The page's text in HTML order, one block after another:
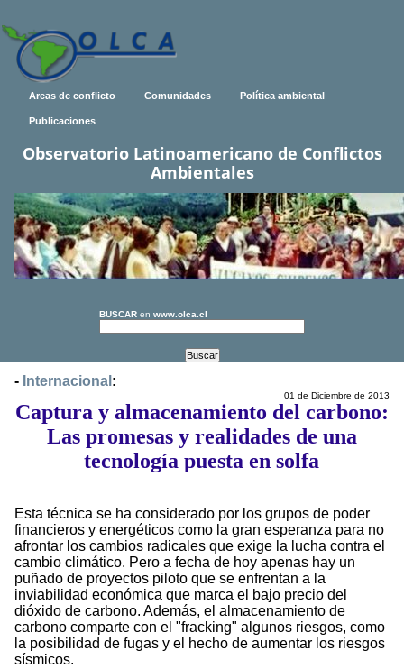
Areas de conflicto Comunidades Política ambiental
Publicaciones
Observatorio Latinoamericano de Conflictos
Ambientales
BUSCAR en www.olca.cl
- Internacional :
01 de Diciembre de 2013
Captura y almacenamiento del carbono:
Las promesas y realidades de una
tecnología puesta en solfa
Esta técnica se ha considerado por los grupos de poder
financieros y energéticos como la gran esperanza para no
afrontar los cambios radicales que exige la lucha contra el
cambio climático. Pero a fecha de hoy apenas hay un
puñado de proyectos piloto que se enfrentan a la
inviabilidad económica que marca el bajo precio del
dióxido de carbono. Además, el almacenamiento de
carbono comparte con el "fracking" algunos riesgos, como
la posibilidad de fugas y el hecho de aumentar los riesgos
sísmicos.